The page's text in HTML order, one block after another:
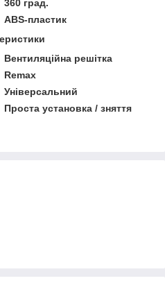
360 град.
ABS-пластик
Вентиляційна решітка
Remax
Універсальний
Проста установка / зняття